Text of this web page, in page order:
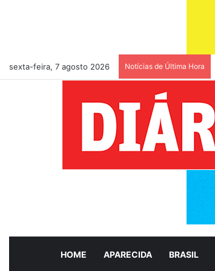
sexta-feira, 7 agosto 2026 Notícias de Última Hora
HOME APARECIDA BRASIL